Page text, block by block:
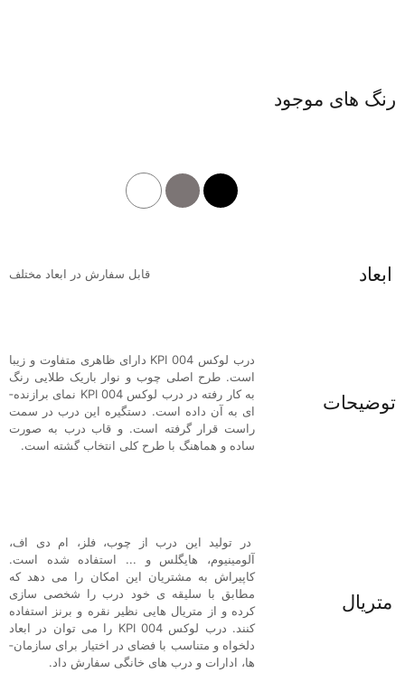
رنگ های موجود
ابعاد قابل سفارش در ابعاد مختلف
توضیحات
درب لوکس KPI 004 دارای ظاهری متفاوت و زیبا
است. طرح اصلی چوب و نوار باریک طلایی رنگ
به کار رفته در درب لوکس KPI 004 نمای برازنده­
ای به آن داده است. دستگیره این درب در سمت
راست قرار گرفته است. و قاب درب به صورت
ساده و هماهنگ با طرح کلی انتخاب گشته است.
متریال
در تولید این درب از چوب، فلز، ام دی اف،
آلومینیوم، هایگلس و ... استفاده شده است.
کاپیراش به مشتریان این امکان را می­ دهد که
مطابق با سلیقه­ ی خود درب را شخصی سازی
کرده و از متریال­ هایی نظیر نقره و برنز استفاده
کنند. درب لوکس KPI 004 را می­ توان در ابعاد
دلخواه و متناسب با فضای در اختیار برای سازمان­
ها، ادارات و درب­ های خانگی سفارش داد.